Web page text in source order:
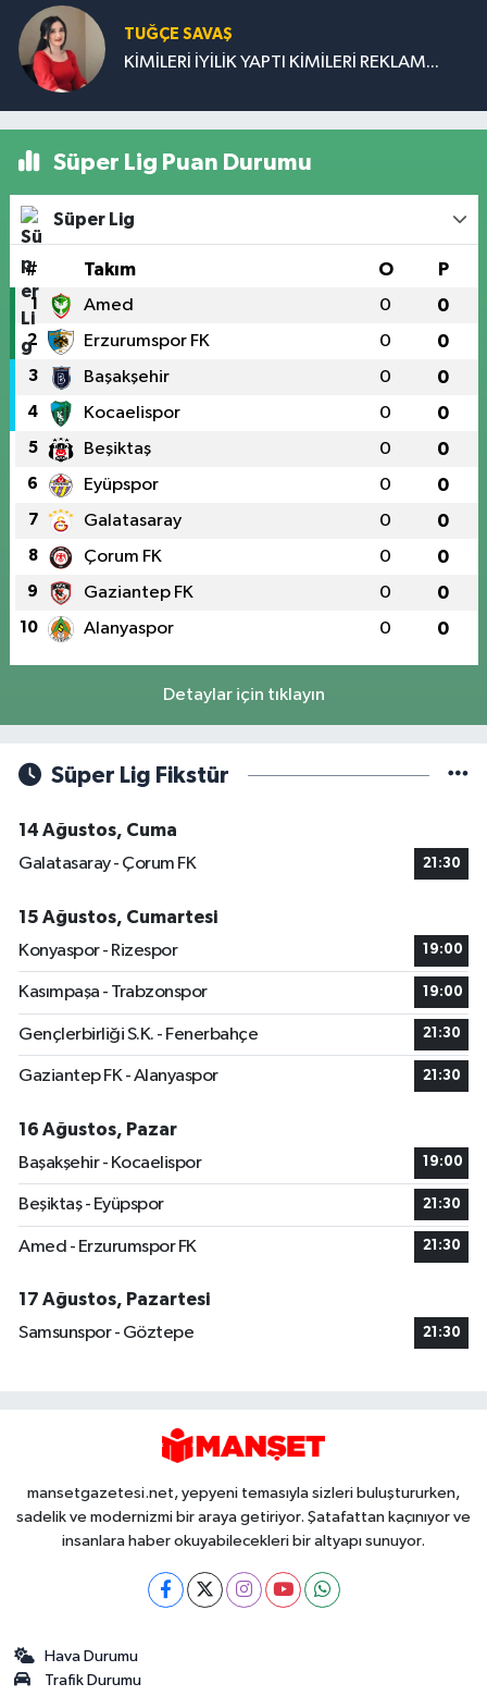
TUĞÇE SAVAŞ
KİMİLERİ İYİLİK YAPTI KİMİLERİ REKLAM...
Süper Lig Puan Durumu
Süper Lig
# Takım O P
1 Amed 0 0
2 Erzurumspor FK 0 0
3 Başakşehir 0 0
4 Kocaelispor 0 0
5 Beşiktaş 0 0
6 Eyüpspor 0 0
7 Galatasaray 0 0
8 Çorum FK 0 0
9 Gaziantep FK 0 0
10 Alanyaspor 0 0
Detaylar için tıklayın
Süper Lig Fikstür
14 Ağustos, Cuma
Galatasaray - Çorum FK
21:30
15 Ağustos, Cumartesi
Konyaspor - Rizespor
19:00
Kasımpaşa - Trabzonspor 19:00
Gençlerbirliği S.K. - Fenerbahçe 21:30
Gaziantep FK - Alanyaspor 21:30
16 Ağustos, Pazar
Başakşehir - Kocaelispor
19:00
Beşiktaş - Eyüpspor 21:30
Amed - Erzurumspor FK 21:30
17 Ağustos, Pazartesi
Samsunspor - Göztepe
21:30
mansetgazetesi.net, yepyeni temasıyla sizleri buluştururken,
sadelik ve modernizmi bir araya getiriyor. Şatafattan kaçınıyor ve
insanlara haber okuyabilecekleri bir altyapı sunuyor.
Hava Durumu
Trafik Durumu